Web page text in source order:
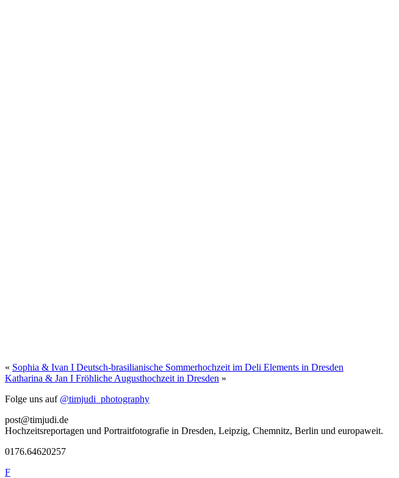
« Sophia & Ivan I Deutsch-brasilianische Sommerhochzeit im Deli Elements in Dresden
Katharina & Jan I Fröhliche Augusthochzeit in Dresden »
Folge uns auf @timjudi_photography
post@timjudi.de
Hochzeitsreportagen und Portraitfotografie in Dresden, Leipzig, Chemnitz, Berlin und europaweit.
0176.64620257
F